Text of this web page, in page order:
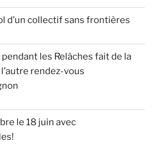
d’un collectif sans frontières
les Relâches fait de la
rendez-vous
le 18 juin avec